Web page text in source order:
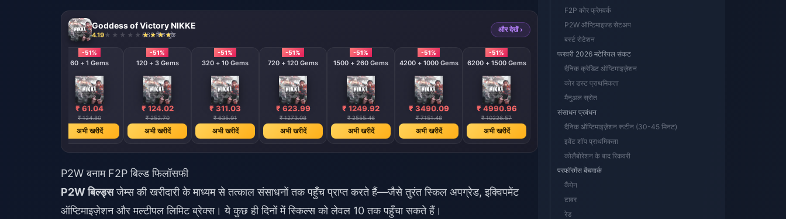
Goddess of Victory NIKKE
4.19 662 बिक चुके
और देखें ›
-51%
60 + 1 Gems
₹ 61.04
₹ 124.80
अभी खरीदें
-51%
120 + 3 Gems
₹ 124.02
₹ 252.70
अभी खरीदें
-51%
320 + 10 Gems
₹ 311.03
₹ 635.91
अभी खरीदें
-51%
720 + 120 Gems
₹ 623.99
₹ 1273.08
अभी खरीदें
-51%
1500 + 260 Gems
₹ 1249.92
₹ 2555.46
अभी खरीदें
-51%
4200 + 1000 Gems
₹ 3490.09
₹ 7151.48
अभी खरीदें
-51%
6200 + 1500 Gems
₹ 4990.96
₹ 10226.57
अभी खरीदें
P2W बनाम F2P बिल्ड फिलॉसफी
P2W बिल्ड्सजेम्स की खरीदारी के माध्यम से तत्काल संसाधनों तक पहुँच प्राप्त करते हैं—जैसे तुरंत स्किल अपग्रेड, इक्विपमेंट
ऑप्टिमाइज़ेशन और मल्टीपल लिमिट ब्रेक्स। ये कुछ ही दिनों में स्किल्स को लेवल 10 तक पहुँचा सकते हैं।
F2P कोर फ्रेमवर्क
P2W ऑप्टिमाइज़्ड सेटअप
बर्स्ट रोटेशन
फरवरी 2026 मटेरियल संकट
दैनिक क्रेडिट ऑप्टिमाइज़ेशन
कोर डस्ट प्राथमिकता
मैनुअल स्रोत
संसाधन प्रबंधन
दैनिक ऑप्टिमाइज़ेशन रूटीन (30-45 मिनट)
इवेंट शॉप प्राथमिकता
कोलैबोरेशन के बाद रिकवरी
परफॉरमेंस बेंचमार्क
कैंपेन
टावर
रेड